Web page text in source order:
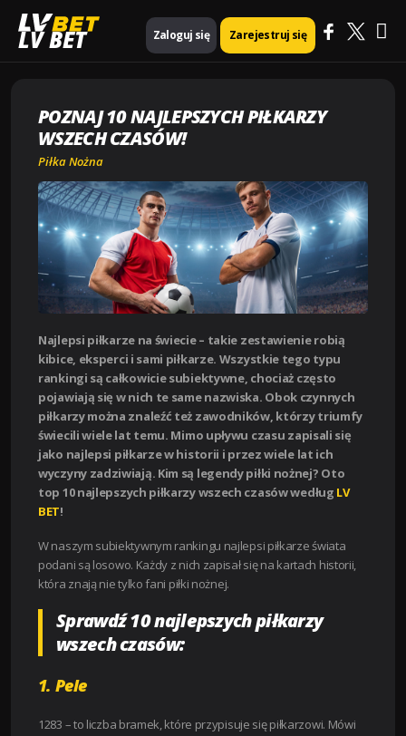
LV BET Zaloguj się Zarejestruj się
Strona główna
Piłka nożna
Poznaj 10 najlepszych piłkarzy wszech czasów!
POZNAJ 10 NAJLEPSZYCH PIŁKARZY
WSZECH CZASÓW!
Piłka Nożna
Najlepsi piłkarze na świecie – takie zestawienie robią
kibice, eksperci i sami piłkarze. Wszystkie tego typu
rankingi są całkowicie subiektywne, chociaż często
pojawiają się w nich te same nazwiska. Obok czynnych
piłkarzy można znaleźć też zawodników, którzy triumfy
świecili wiele lat temu. Mimo upływu czasu zapisali się
jako najlepsi piłkarze w historii i przez wiele lat ich
wyczyny zadziwiają. Kim są legendy piłki nożnej? Oto
top 10 najlepszych piłkarzy wszech czasów według LV
BET!
W naszym subiektywnym rankingu najlepsi piłkarze świata
podani są losowo. Każdy z nich zapisał się na kartach historii,
która znają nie tylko fani piłki nożnej.
Sprawdź 10 najlepszych piłkarzy
wszech czasów:
1. Pele
1283 – to liczba bramek, które przypisuje się piłkarzowi. Mówi